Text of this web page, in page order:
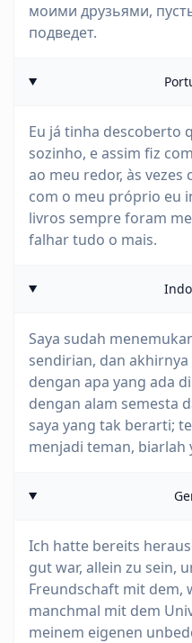
моими друзьями,
подведет.
Eu já tinha descoberto
sozinho, e assim fiz
ao meu redor, às vezes
com o meu próprio eu
livros sempre foram
falhar tudo o mais.
Saya sudah
sendirian, dan
dengan apa yang ada
dengan alam semesta
saya yang tak berarti;
menjadi teman, biarlah
Ich hatte bereits
gut war, allein zu sein,
Freundschaft mit dem,
manchmal mit dem
meinem eigenen